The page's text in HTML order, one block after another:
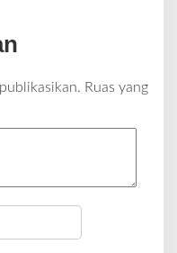
Ruas yang